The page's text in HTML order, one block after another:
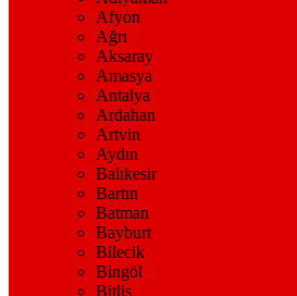
Afyon
Ağrı
Aksaray
Amasya
Antalya
Ardahan
Artvin
Aydın
Balıkesir
Bartın
Batman
Bayburt
Bilecik
Bingöl
Bitlis